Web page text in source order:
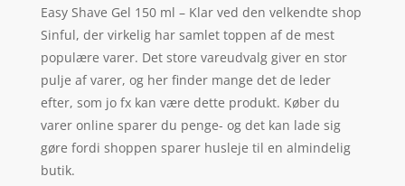
Easy Shave Gel 150 ml – Klar ved den velkendte shop
Sinful, der virkelig har samlet toppen af de mest
populære varer. Det store vareudvalg giver en stor
pulje af varer, og her finder mange det de leder
efter, som jo fx kan være dette produkt. Køber du
varer online sparer du penge- og det kan lade sig
gøre fordi shoppen sparer husleje til en almindelig
butik.